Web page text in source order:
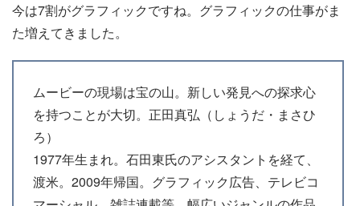
今は7割がグラフィックですね。グラフィックの仕事がま
た増えてきました。
ムービーの現場は宝の山。新しい発見への探求心
を持つことが大切。 正田真弘（しょうだ・まさひ
ろ）
1977年生まれ。石田東氏のアシスタントを経て、
渡米。2009年帰国。グラフィック広告、テレビコ